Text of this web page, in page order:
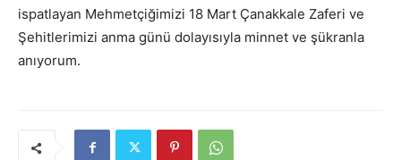
ispatlayan Mehmetçiğimizi 18 Mart Çanakkale Zaferi ve
Şehitlerimizi anma günü dolayısıyla minnet ve şükranla
anıyorum.